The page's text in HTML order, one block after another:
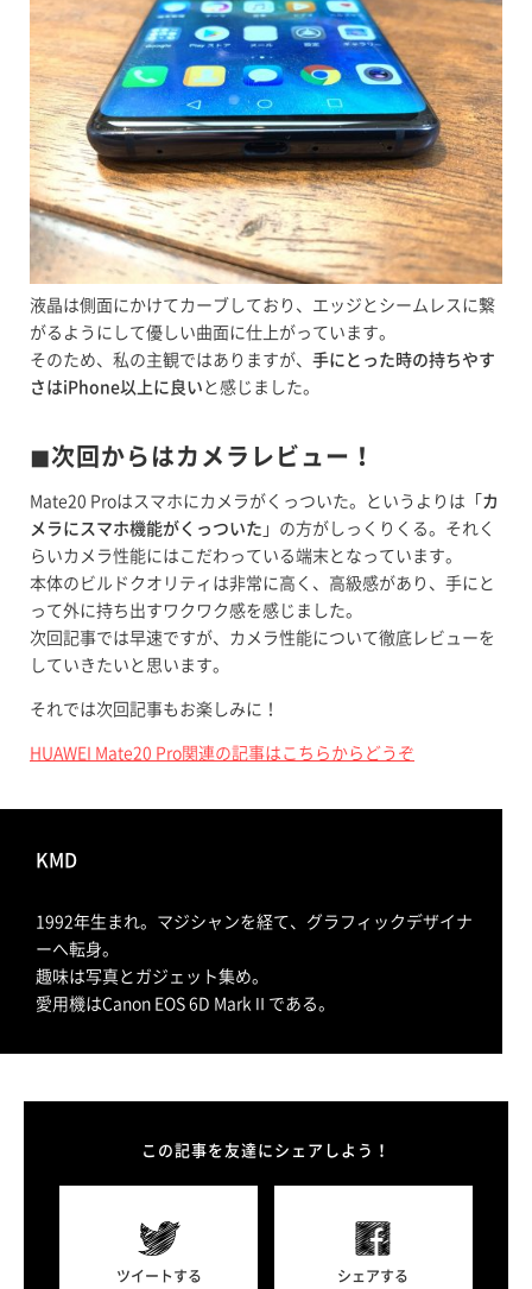
液晶は側面にかけてカーブしており、エッジとシームレスに繋
がるようにして優しい曲面に仕上がっています。
そのため、私の主観ではありますが、 手にとった時の持ちやす
さはiPhone以上に良い と感じました。
◼︎次回からはカメラレビュー！
Mate20 Proはスマホにカメラがくっついた。というよりは「 カ
メラにスマホ機能がくっついた 」の方がしっくりくる。それく
らいカメラ性能にはこだわっている端末となっています。
本体のビルドクオリティは非常に高く、高級感があり、手にと
って外に持ち出すワクワク感を感じました。
次回記事では早速ですが、カメラ性能について徹底レビューを
していきたいと思います。
それでは次回記事もお楽しみに！
HUAWEI Mate20 Pro関連の記事はこちらからどうぞ
KMD
1992年生まれ。マジシャンを経て、グラフィックデザイナ
ーへ転身。
趣味は写真とガジェット集め。
愛用機はCanon EOS 6D MarkⅡである。
この記事を友達にシェアしよう！
ツイートする シェアする